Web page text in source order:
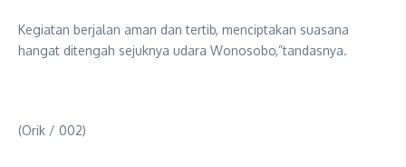
Kegiatan berjalan aman dan tertib, menciptakan suasana
hangat ditengah sejuknya udara Wonosobo,”tandasnya.
(Orik / 002)